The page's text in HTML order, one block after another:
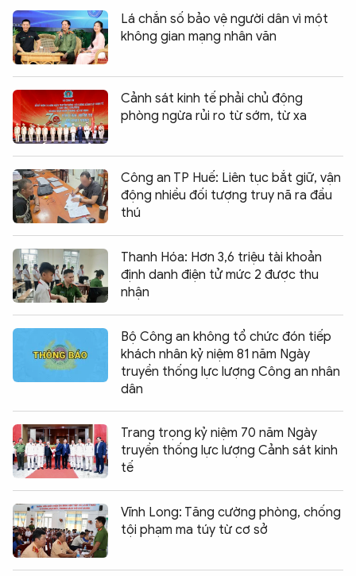
Lá chắn số bảo vệ người dân vì một
không gian mạng nhân văn
Cảnh sát kinh tế phải chủ động
phòng ngừa rủi ro từ sớm, từ xa
Công an TP Huế: Liên tục bắt giữ, vận
động nhiều đối tượng truy nã ra đầu
thú
Thanh Hóa: Hơn 3,6 triệu tài khoản
định danh điện tử mức 2 được thu
nhận
Bộ Công an không tổ chức đón tiếp
khách nhân kỷ niệm 81 năm Ngày
truyền thống lực lượng Công an nhân
dân
Trang trọng kỷ niệm 70 năm Ngày
truyền thống lực lượng Cảnh sát kinh
tế
Vĩnh Long: Tăng cường phòng, chống
tội phạm ma túy từ cơ sở